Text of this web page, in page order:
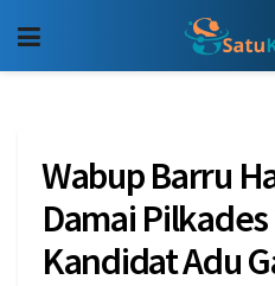
Wabup Barru
Damai
Kandidat Adu